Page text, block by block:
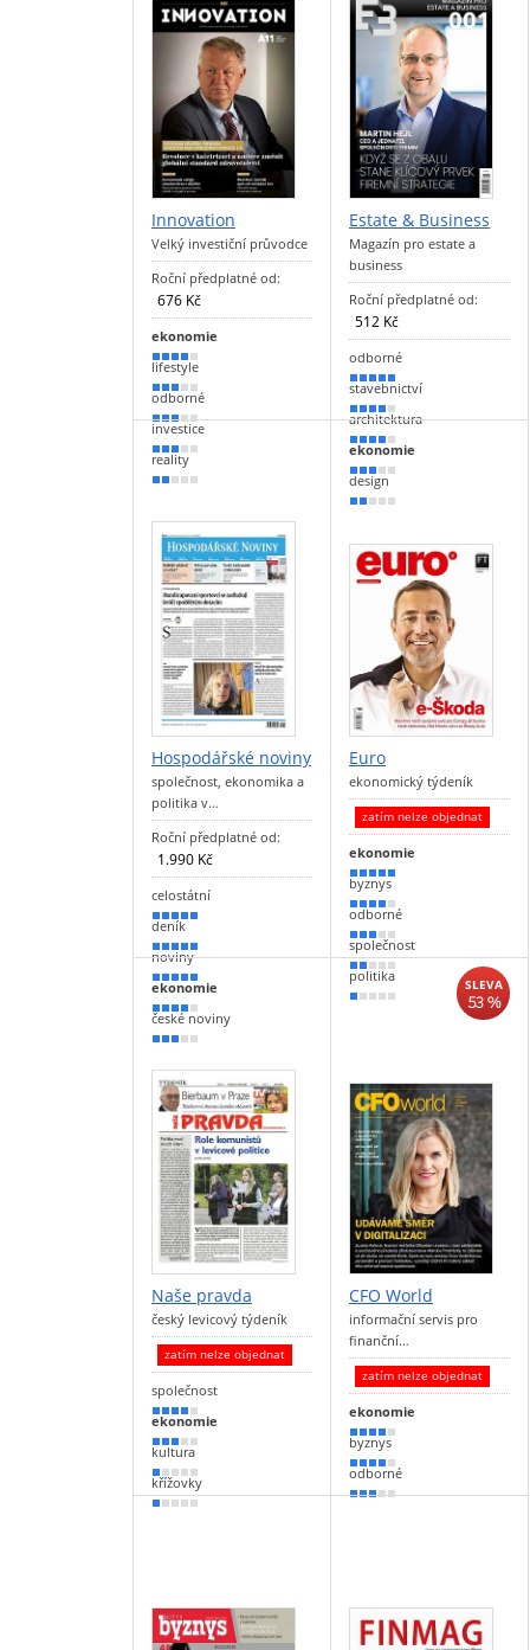
Innovation
Velký investiční průvodce
Roční předplatné od:
676 Kč
ekonomie
70 %
lifestyle
60 %
odborné
50 %
investice
50 %
reality
40 %
Estate & Business
Magazín pro estate a
business
Roční předplatné od:
512 Kč
odborné
90 %
stavebnictví
80 %
architektura
70 %
ekonomie
50 %
design
40 %
Hospodářské noviny
společnost, ekonomika a
politika v…
Roční předplatné od:
1.990 Kč
celostátní
100 %
deník
100 %
noviny
90 %
ekonomie
80 %
české noviny
50 %
Euro
ekonomický týdeník
zatím nelze objednat
ekonomie
90 %
byznys
80 %
odborné
50 %
společnost
30 %
politika
20 %
Naše pravda
český levicový týdeník
zatím nelze objednat
společnost
80 %
ekonomie
60 %
kultura
20 %
křížovky
20 %
SLEVA
53 %
CFO World
informační servis pro
finanční…
zatím nelze objednat
ekonomie
80 %
byznys
70 %
odborné
50 %